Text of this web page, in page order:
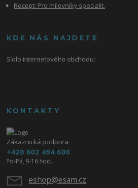
Recept: Pro milovníky specialit.
KDE NÁS NAJDETE
Sídlo internetového obchodu:
KONTAKTY
Zákaznická podpora
+420 602 494 600
Po-Pá, 9-16 hod.
eshop@esam.cz